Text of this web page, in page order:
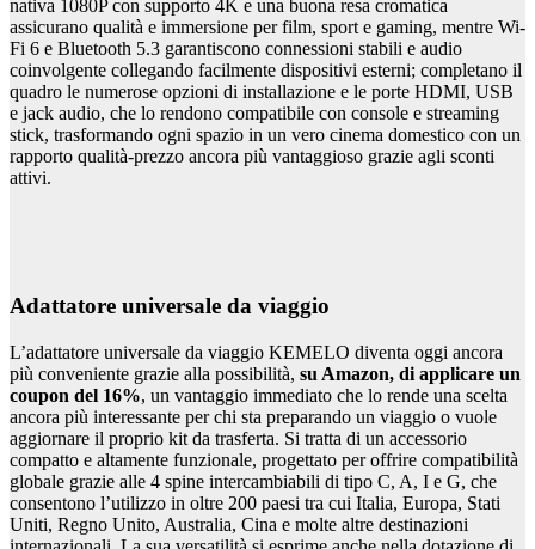
nativa 1080P con supporto 4K e una buona resa cromatica
assicurano qualità e immersione per film, sport e gaming, mentre Wi-
Fi 6 e Bluetooth 5.3 garantiscono connessioni stabili e audio
coinvolgente collegando facilmente dispositivi esterni; completano il
quadro le numerose opzioni di installazione e le porte HDMI, USB
e jack audio, che lo rendono compatibile con console e streaming
stick, trasformando ogni spazio in un vero cinema domestico con un
rapporto qualità-prezzo ancora più vantaggioso grazie agli sconti
attivi.
Adattatore universale da viaggio
L’adattatore universale da viaggio KEMELO diventa oggi ancora
più conveniente grazie alla possibilità, su Amazon, di applicare un
coupon del 16%, un vantaggio immediato che lo rende una scelta
ancora più interessante per chi sta preparando un viaggio o vuole
aggiornare il proprio kit da trasferta. Si tratta di un accessorio
compatto e altamente funzionale, progettato per offrire compatibilità
globale grazie alle 4 spine intercambiabili di tipo C, A, I e G, che
consentono l’utilizzo in oltre 200 paesi tra cui Italia, Europa, Stati
Uniti, Regno Unito, Australia, Cina e molte altre destinazioni